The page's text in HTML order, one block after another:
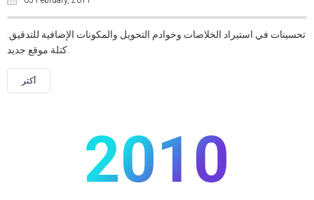
تحسينات في استيراد الخلاصات وخوادم التحويل والمكونات الإضافية للتدقيق.
أكثر
2010